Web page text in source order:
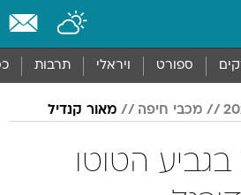
ספורט ויראלי תרבות
מכבי חיפה מאור קנדיל
הטוטו